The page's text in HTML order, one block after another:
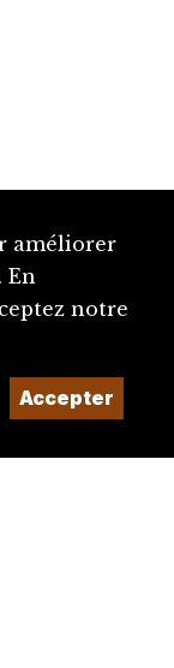
améliorer
En
notre
Accepter